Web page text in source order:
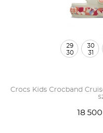
Crocs Kids Crocband
18
29
30
30
31